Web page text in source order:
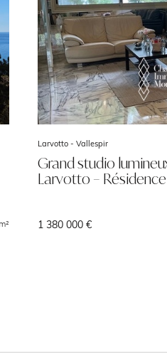
Larvotto -Vallespir
Grand studio
Larvotto –
1 380 000 €